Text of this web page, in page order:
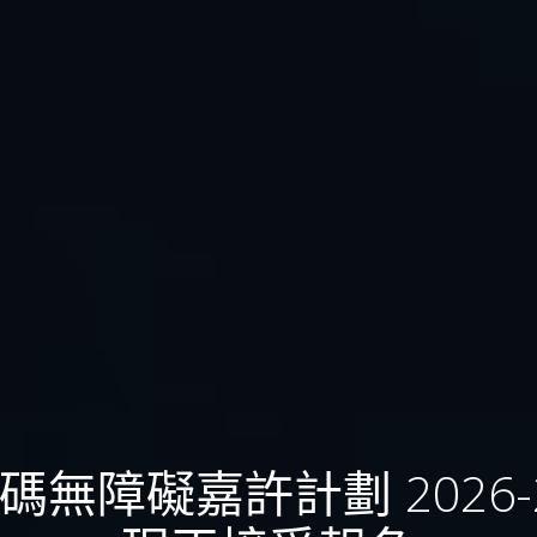
無障礙嘉許計劃